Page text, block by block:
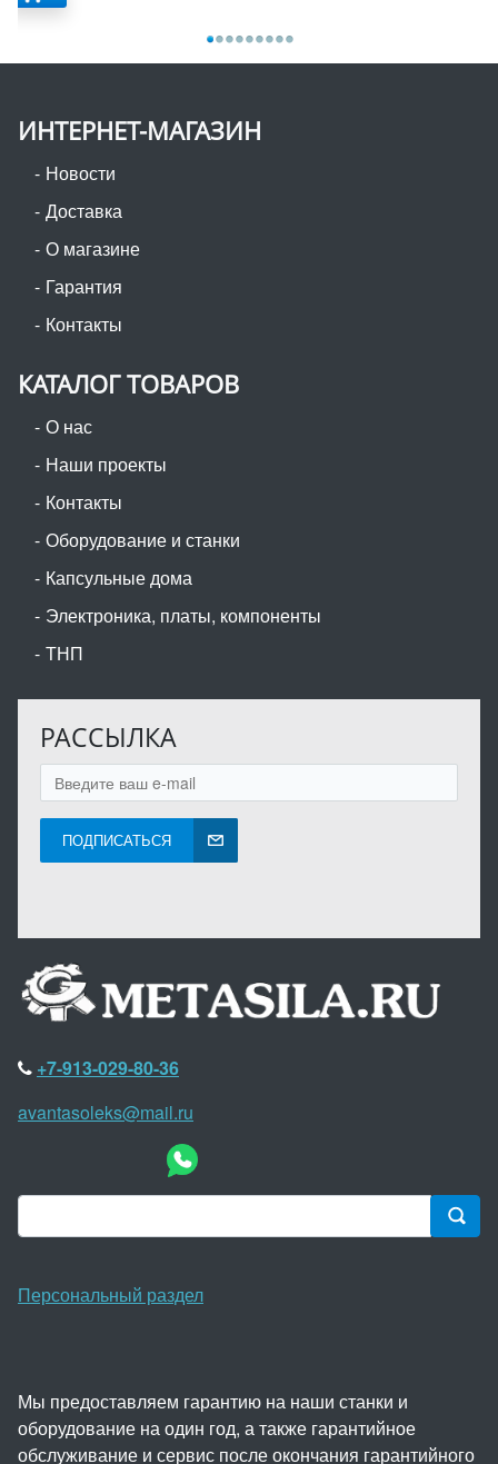
ИНТЕРНЕТ-МАГАЗИН
Новости
Доставка
О магазине
Гарантия
Контакты
КАТАЛОГ ТОВАРОВ
О нас
Наши проекты
Контакты
Оборудование и станки
Капсульные дома
Электроника, платы, компоненты
ТНП
РАССЫЛКА
ПОДПИСАТЬСЯ
+7-913-029-80-36
avantasoleks@mail.ru
Персональный раздел
Мы предоставляем гарантию на наши станки и
оборудование на один год, а также гарантийное
обслуживание и сервис после окончания гарантийного